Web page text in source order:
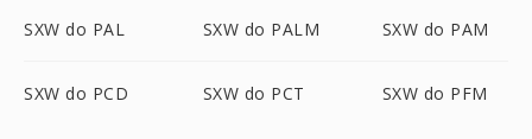
SXW do PAL SXW do PALM SXW do PAM
SXW do PCD SXW do PCT SXW do PFM